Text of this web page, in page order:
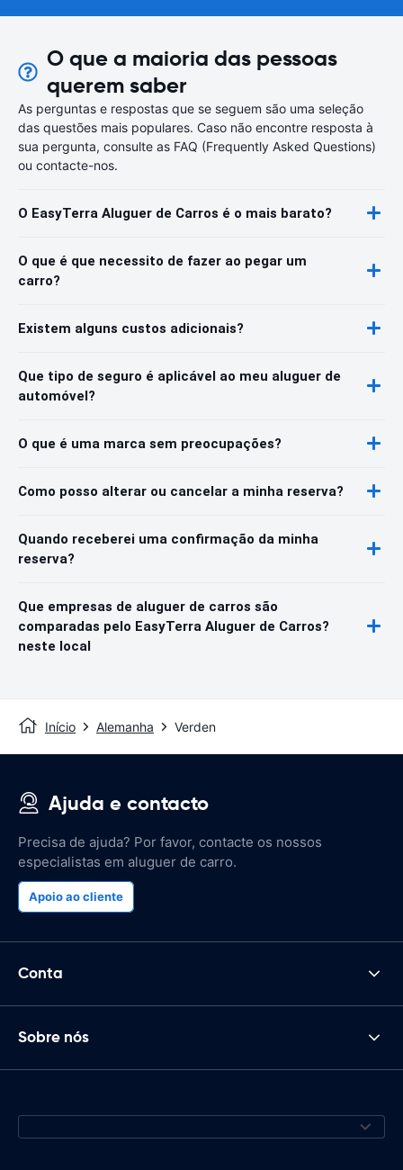
O que a maioria das pessoas
querem saber
As perguntas e respostas que se seguem são uma seleção
das questões mais populares. Caso não encontre resposta à
sua pergunta, consulte as FAQ (Frequently Asked Questions)
ou contacte-nos.
O EasyTerra Aluguer de Carros é o mais barato?
O que é que necessito de fazer ao pegar um
carro?
Existem alguns custos adicionais?
Que tipo de seguro é aplicável ao meu aluguer de
automóvel?
O que é uma marca sem preocupações?
Como posso alterar ou cancelar a minha reserva?
Quando receberei uma confirmação da minha
reserva?
Que empresas de aluguer de carros são
comparadas pelo EasyTerra Aluguer de Carros?
neste local
Início Alemanha Verden
Ajuda e contacto
Precisa de ajuda? Por favor, contacte os nossos
especialistas em aluguer de carro.
Apoio ao cliente
Conta
Sobre nós